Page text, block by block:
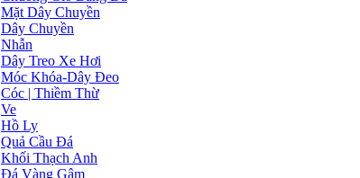
Mặt Dây Chuyền
Dây Chuyền
Nhẫn
Dây Treo Xe Hơi
Móc Khóa-Dây Đeo
Cóc | Thiềm Thừ
Ve
Hồ Ly
Quả Cầu Đá
Khối Thạch Anh
Đá Vàng Gâm